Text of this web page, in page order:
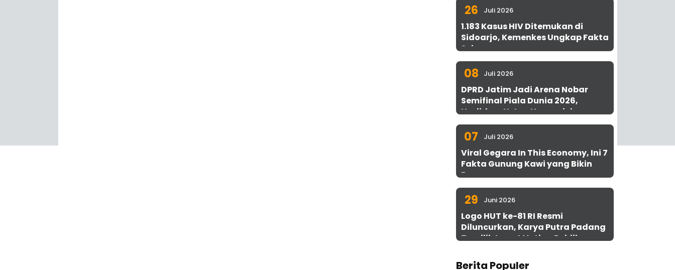
26 Juli 2026
1.183 Kasus HIV Ditemukan di
Sidoarjo, Kemenkes Ungkap Fakta
Sebenarnya
08 Juli 2026
DPRD Jatim Jadi Arena Nobar
Semifinal Piala Dunia 2026,
Hadirkan Uston Nawawi dan
UMKM Gratis untuk 1.000 Warga
07 Juli 2026
Viral Gegara In This Economy, Ini 7
Fakta Gunung Kawi yang Bikin
Penasaran
29 Juni 2026
Logo HUT ke-81 RI Resmi
Diluncurkan, Karya Putra Padang
Terpilih Lewat Voting Publik
Berita Populer